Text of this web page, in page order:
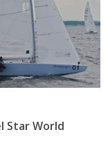
Star World